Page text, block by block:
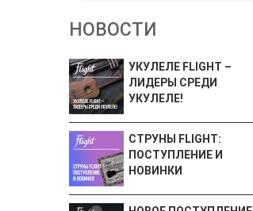
НОВОСТИ
УКУЛЕЛЕ FLIGHT –
ЛИДЕРЫ СРЕДИ
УКУЛЕЛЕ!
СТРУНЫ FLIGHT:
ПОСТУПЛЕНИЕ И
НОВИНКИ